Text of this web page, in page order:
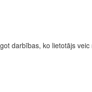
darbības, ko lietotājs